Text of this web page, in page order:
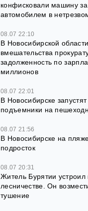
конфисковали машину
автомобилем в
08.07 22:10
В Новосибирской
вмешательства
задолженность по
миллионов
08.07 22:01
В Новосибирске
подъемники на
08.07 21:56
В Новосибирске на
подросток
08.07 20:31
Житель Бурятии устроил
лесничестве. Он
тушение